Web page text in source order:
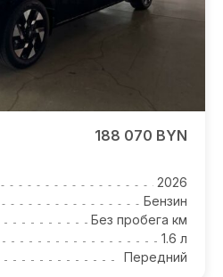
188 070 BYN
2026
Бензин
Без пробега км
1.6 л
Передний